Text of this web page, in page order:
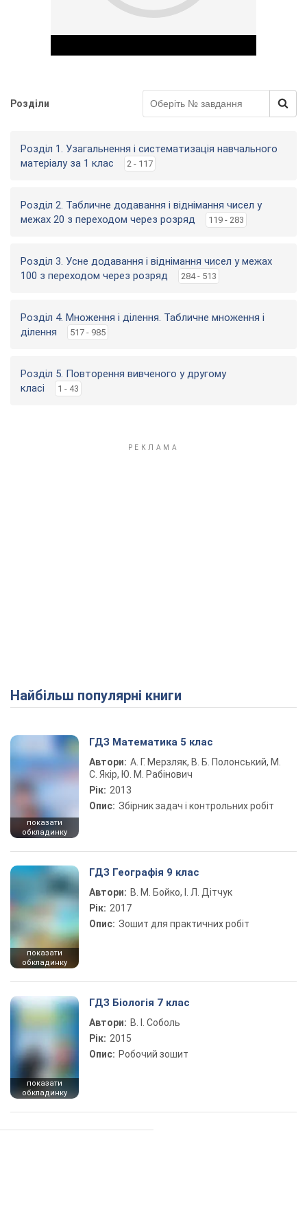
Розділи
Розділ 1. Узагальнення і систематизація навчального
матеріалу за 1 клас
2 - 117
Розділ 2. Табличне додавання і віднімання чисел у
межах 20 з переходом через розряд
119 - 283
Розділ 3. Усне додавання і віднімання чисел у межах
100 з переходом через розряд
284 - 513
Розділ 4. Множення і ділення. Табличне множення і
ділення
517 - 985
Розділ 5. Повторення вивченого у другому
класі
1 - 43
Найбільш популярні книги
показати
обкладинку
ГДЗ Математика 5 клас
Автори: А. Г. Мерзляк, В. Б. Полонський, М.
С. Якір, Ю. М. Рабінович
Рік: 2013
Опис: Збірник задач і контрольних робіт
показати
обкладинку
ГДЗ Географія 9 клас
Автори: В. М. Бойко, І. Л. Дітчук
Рік: 2017
Опис: Зошит для практичних робіт
показати
обкладинку
ГДЗ Біологія 7 клас
Автори: В. І. Соболь
Рік: 2015
Опис: Робочий зошит